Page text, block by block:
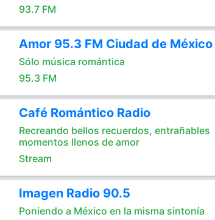
93.7 FM
Amor 95.3 FM Ciudad de México
Sólo música romántica
95.3 FM
Café Romántico Radio
Recreando bellos recuerdos, entrañables
momentos llenos de amor
Stream
Imagen Radio 90.5
Poniendo a México en la misma sintonía